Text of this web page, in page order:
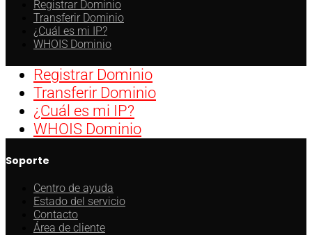
Registrar Dominio
Transferir Dominio
¿Cuál es mi IP?
WHOIS Dominio
Registrar Dominio
Transferir Dominio
¿Cuál es mi IP?
WHOIS Dominio
Soporte
Centro de ayuda
Estado del servicio
Contacto
Área de cliente